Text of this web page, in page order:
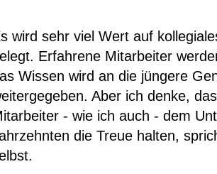
wird sehr viel Wert auf
Erfahrene Mitarbeiter
Wissen wird an die jüngere
Aber ich denke,
- wie ich auch - dem
die Treue halten,